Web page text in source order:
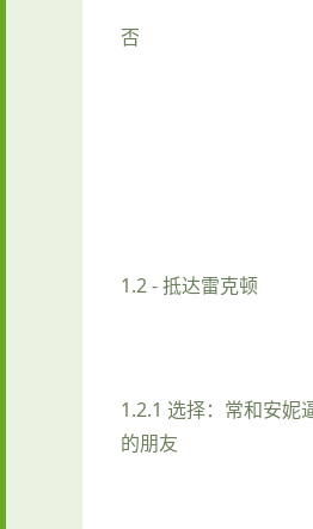
否
1.2 - 抵达雷克顿
1.2.1 选择：常和安妮
的朋友